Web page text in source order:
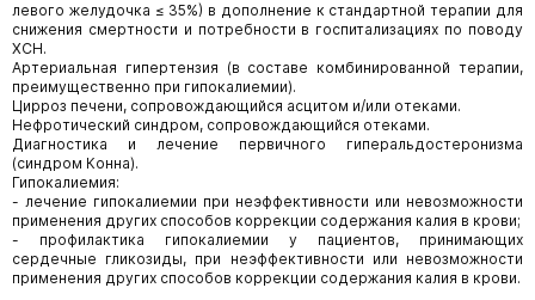
левого желудочка ≤ 35%) в дополнение к стандартной терапии для
снижения смертности и потребности в госпитализациях по поводу
ХСН.
Артериальная гипертензия (в составе комбинированной терапии,
преимущественно при гипокалиемии).
Цирроз печени, сопровождающийся асцитом и/или отеками.
Нефротический синдром, сопровождающийся отеками.
Диагностика и лечение первичного гиперальдостеронизма
(синдром Конна).
Гипокалиемия:
- лечение гипокалиемии при неэффективности или невозможности
применения других способов коррекции содержания калия в крови;
- профилактика гипокалиемии у пациентов, принимающих
сердечные гликозиды, при неэффективности или невозможности
применения других способов коррекции содержания калия в крови.